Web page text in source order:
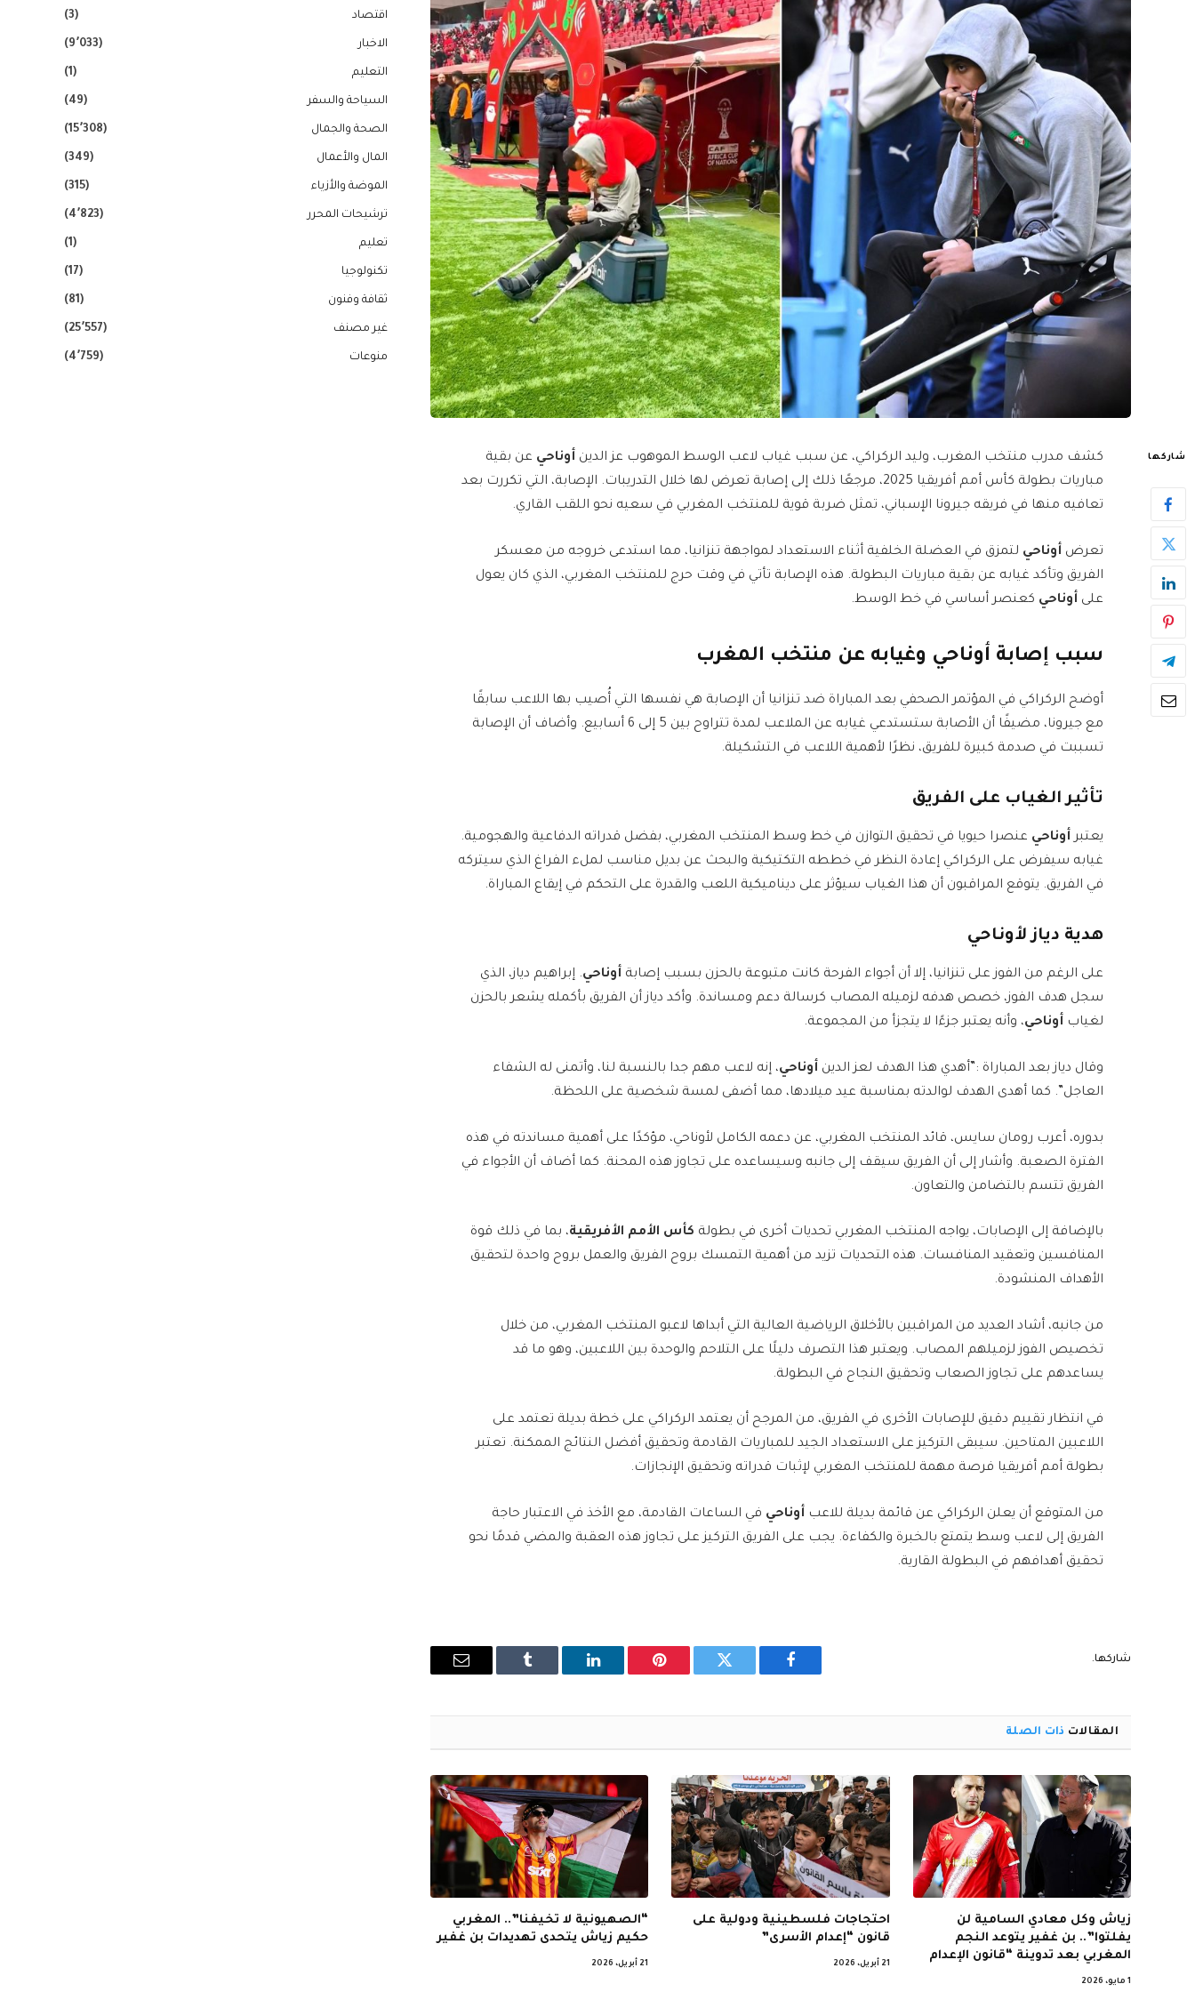
شاركها كشف مدرب منتخب المغرب، وليد الركراكي، عن سبب غياب لاعب الوسط الموهوب عز الدين أوناحي عن بقية
مباريات بطولة كأس أمم أفريقيا 2025، مرجعًا ذلك إلى إصابة تعرض لها خلال التدريبات. الإصابة، التي تكررت بعد
تعافيه منها في فريقه جيرونا الإسباني، تمثل ضربة قوية للمنتخب المغربي في سعيه نحو اللقب القاري.
تعرض أوناحي لتمزق في العضلة الخلفية أثناء الاستعداد لمواجهة تنزانيا، مما استدعى خروجه من معسكر
الفريق وتأكد غيابه عن بقية مباريات البطولة. هذه الإصابة تأتي في وقت حرج للمنتخب المغربي، الذي كان يعول
على أوناحي كعنصر أساسي في خط الوسط.
سبب إصابة أوناحي وغيابه عن منتخب المغرب
أوضح الركراكي في المؤتمر الصحفي بعد المباراة ضد تنزانيا أن الإصابة هي نفسها التي أُصيب بها اللاعب سابقًا
مع جيرونا، مضيفًا أن الأصابة ستستدعي غيابه عن الملاعب لمدة تتراوح بين 5 إلى 6 أسابيع. وأضاف أن الإصابة
تسببت في صدمة كبيرة للفريق، نظرًا لأهمية اللاعب في التشكيلة.
تأثير الغياب على الفريق
يعتبر أوناحي عنصرا حيويا في تحقيق التوازن في خط وسط المنتخب المغربي، بفضل قدراته الدفاعية والهجومية.
غيابه سيفرض على الركراكي إعادة النظر في خططه التكتيكية والبحث عن بديل مناسب لملء الفراغ الذي سيتركه
في الفريق. يتوقع المراقبون أن هذا الغياب سيؤثر على ديناميكية اللعب والقدرة على التحكم في إيقاع المباراة.
هدية دياز لأوناحي
على الرغم من الفوز على تنزانيا، إلا أن أجواء الفرحة كانت متبوعة بالحزن بسبب إصابة أوناحي. إبراهيم دياز، الذي
سجل هدف الفوز، خصص هدفه لزميله المصاب كرسالة دعم ومساندة. وأكد دياز أن الفريق بأكمله يشعر بالحزن
لغياب أوناحي، وأنه يعتبر جزءًا لا يتجزأ من المجموعة.
وقال دياز بعد المباراة :”أهدي هذا الهدف لعز الدين أوناحي، إنه لاعب مهم جدا بالنسبة لنا، وأتمنى له الشفاء
العاجل”. كما أهدى الهدف لوالدته بمناسبة عيد ميلادها، مما أضفى لمسة شخصية على اللحظة.
بدوره، أعرب رومان سايس، قائد المنتخب المغربي، عن دعمه الكامل لأوناحي، مؤكدًا على أهمية مساندته في هذه
الفترة الصعبة. وأشار إلى أن الفريق سيقف إلى جانبه وسيساعده على تجاوز هذه المحنة. كما أضاف أن الأجواء في
الفريق تتسم بالتضامن والتعاون.
بالإضافة إلى الإصابات، يواجه المنتخب المغربي تحديات أخرى في بطولة كأس الأمم الأفريقية، بما في ذلك قوة
المنافسين وتعقيد المنافسات. هذه التحديات تزيد من أهمية التمسك بروح الفريق والعمل بروح واحدة لتحقيق
الأهداف المنشودة.
من جانبه، أشاد العديد من المراقبين بالأخلاق الرياضية العالية التي أبداها لاعبو المنتخب المغربي، من خلال
تخصيص الفوز لزميلهم المصاب. ويعتبر هذا التصرف دليلًا على التلاحم والوحدة بين اللاعبين، وهو ما قد
يساعدهم على تجاوز الصعاب وتحقيق النجاح في البطولة.
في انتظار تقييم دقيق للإصابات الأخرى في الفريق، من المرجح أن يعتمد الركراكي على خطة بديلة تعتمد على
اللاعبين المتاحين. سيبقى التركيز على الاستعداد الجيد للمباريات القادمة وتحقيق أفضل النتائج الممكنة. تعتبر
بطولة أمم أفريقيا فرصة مهمة للمنتخب المغربي لإثبات قدراته وتحقيق الإنجازات.
من المتوقع أن يعلن الركراكي عن قائمة بديلة للاعب أوناحي في الساعات القادمة، مع الأخذ في الاعتبار حاجة
الفريق إلى لاعب وسط يتمتع بالخبرة والكفاءة. يجب على الفريق التركيز على تجاوز هذه العقبة والمضي قدمًا نحو
تحقيق أهدافهم في البطولة القارية.
شاركها.
فيسبوك تويتر بينتيريستلينكدإن Tumblr
البريد
المقالات ذات الصلة
زياش وكل معادي السامية لن
يفلتوا”.. بن غفير يتوعد النجم
المغربي بعد تدوينة “قانون الإعدام
1 مايو، 2026
احتجاجات فلسطينية ودولية على
قانون “إعدام الأسرى”
21 أبريل، 2026
“الصهيونية لا تخيفنا”.. المغربي
حكيم زياش يتحدى تهديدات بن غفير
21 أبريل، 2026
اقتصاد (3)
الاخبار (9٬033)
التعليم (1)
السياحة والسفر (49)
الصحة والجمال (15٬308)
المال والأعمال (349)
الموضة والأزياء (315)
ترشيحات المحرر (4٬823)
تعليم (1)
تكنولوجيا (17)
ثقافة وفنون (81)
غير مصنف (25٬557)
منوعات (4٬759)